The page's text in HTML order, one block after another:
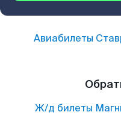
Авиабилеты
Ж/д билеты